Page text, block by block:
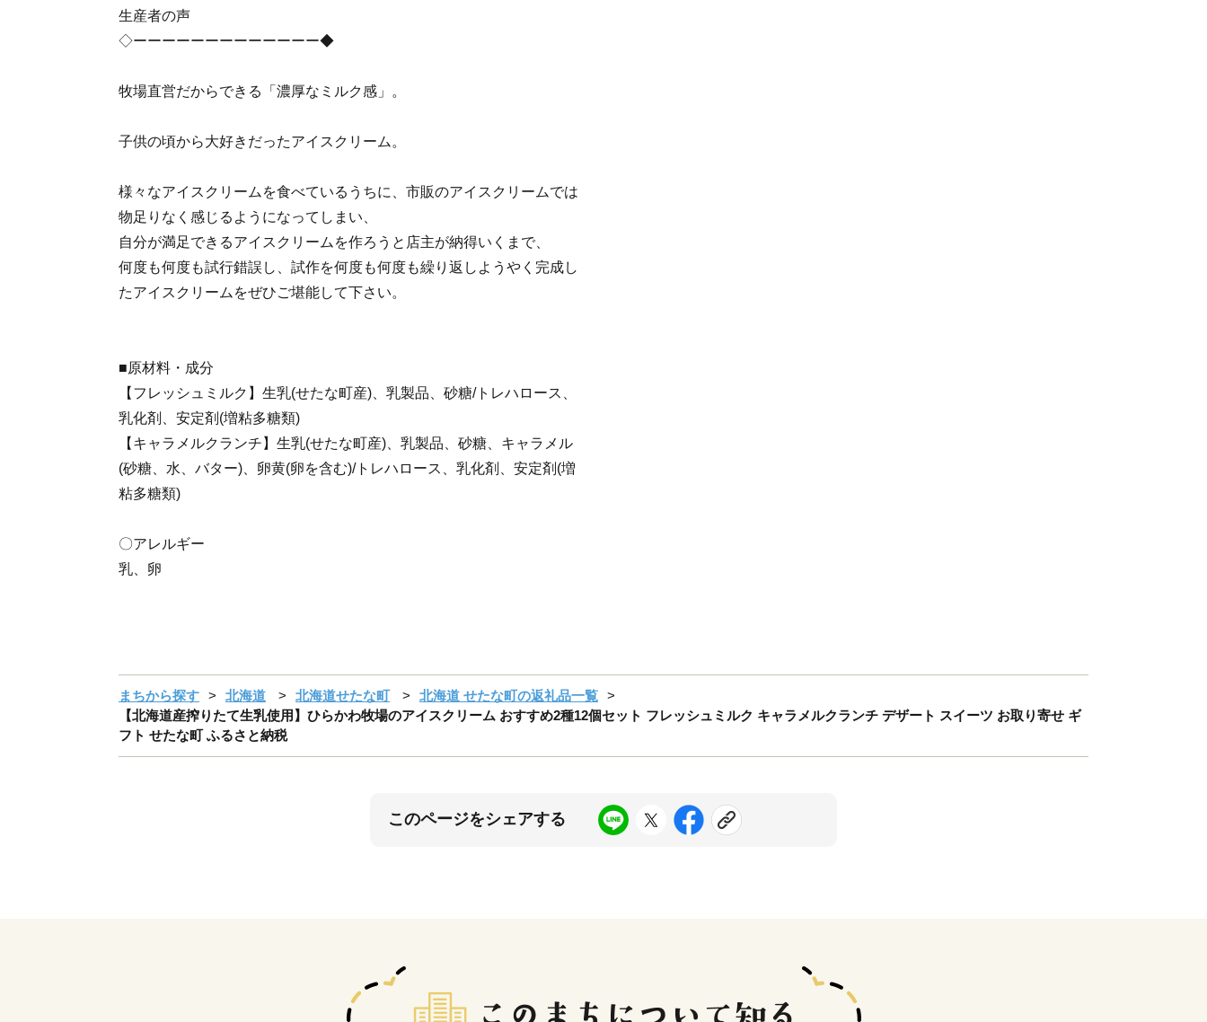
生産者の声
◇ーーーーーーーーーーーーー◆
牧場直営だからできる「濃厚なミルク感」。
子供の頃から大好きだったアイスクリーム。
様々なアイスクリームを食べているうちに、市販のアイスクリームでは
物足りなく感じるようになってしまい、
自分が満足できるアイスクリームを作ろうと店主が納得いくまで、
何度も何度も試行錯誤し、試作を何度も何度も繰り返しようやく完成し
たアイスクリームをぜひご堪能して下さい。
■原材料・成分
【フレッシュミルク】生乳(せたな町産)、乳製品、砂糖/トレハロース、
乳化剤、安定剤(増粘多糖類)
【キャラメルクランチ】生乳(せたな町産)、乳製品、砂糖、キャラメル
(砂糖、水、バター)、卵黄(卵を含む)/トレハロース、乳化剤、安定剤(増
粘多糖類)
〇アレルギー
乳、卵
まちから探す 北海道 北海道せたな町
北海道 せたな町の返礼品一覧
【北海道産搾りたて生乳使用】ひらかわ牧場のアイスクリーム おすすめ2種12個セット フレッシュミルク キャラメルクランチ デザート スイーツ お取り寄せ ギ
フト せたな町 ふるさと納税
このページをシェアする